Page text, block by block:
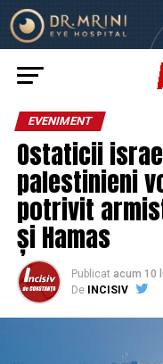
EVENIMENT
Ostaticii
palestinieni
potrivit
și Hamas
Publicat acum 10
De
INCISIV